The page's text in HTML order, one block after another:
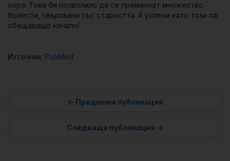
хора. Това би позволило да се премахнат множество
болести, свързвани със старостта. А успехи като този са
обещаващо начало!
Източник: PubMed